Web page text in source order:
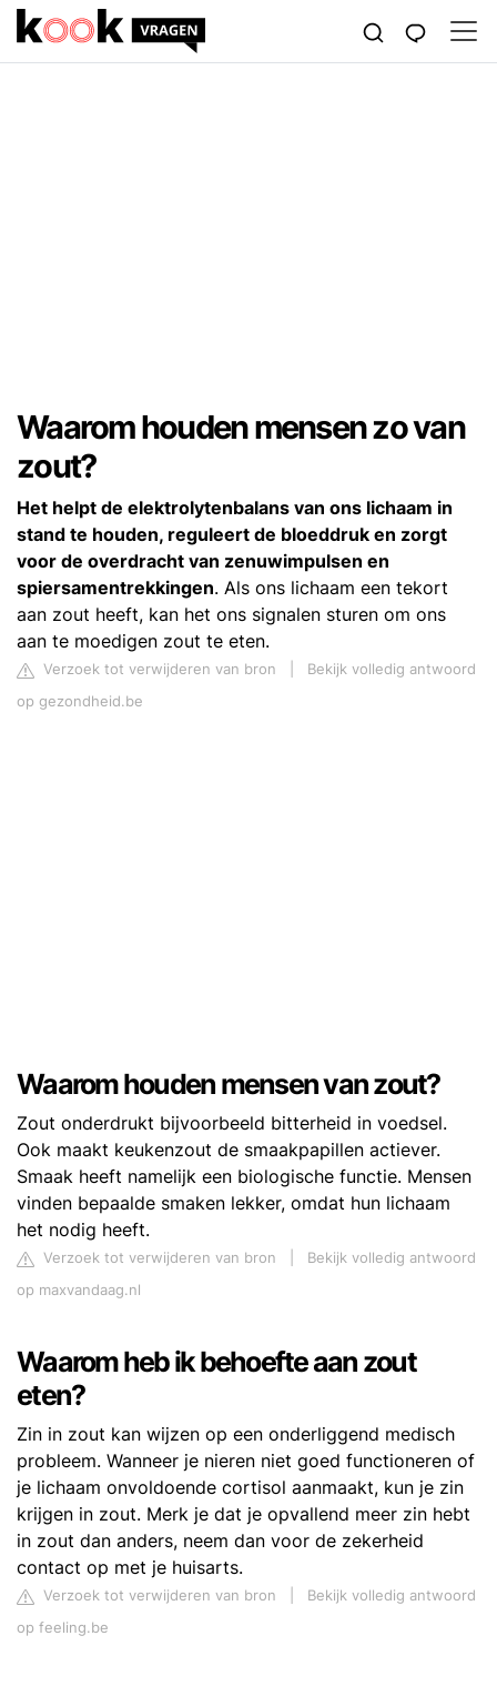
Waarom houden mensen zo van
zout?
Het helpt de elektrolytenbalans van ons lichaam in
stand te houden, reguleert de bloeddruk en zorgt
voor de overdracht van zenuwimpulsen en
spiersamentrekkingen. Als ons lichaam een tekort
aan zout heeft, kan het ons signalen sturen om ons
aan te moedigen zout te eten.
Verzoek tot verwijderen van bron
Bekijk volledig antwoord
op gezondheid.be
Waarom houden mensen van zout?
Zout onderdrukt bijvoorbeeld bitterheid in voedsel.
Ook maakt keukenzout de smaakpapillen actiever.
Smaak heeft namelijk een biologische functie. Mensen
vinden bepaalde smaken lekker, omdat hun lichaam
het nodig heeft.
Verzoek tot verwijderen van bron
Bekijk volledig antwoord
op maxvandaag.nl
Waarom heb ik behoefte aan zout
eten?
Zin in zout kan wijzen op een onderliggend medisch
probleem. Wanneer je nieren niet goed functioneren of
je lichaam onvoldoende cortisol aanmaakt, kun je zin
krijgen in zout. Merk je dat je opvallend meer zin hebt
in zout dan anders, neem dan voor de zekerheid
contact op met je huisarts.
Verzoek tot verwijderen van bron
Bekijk volledig antwoord
op feeling.be